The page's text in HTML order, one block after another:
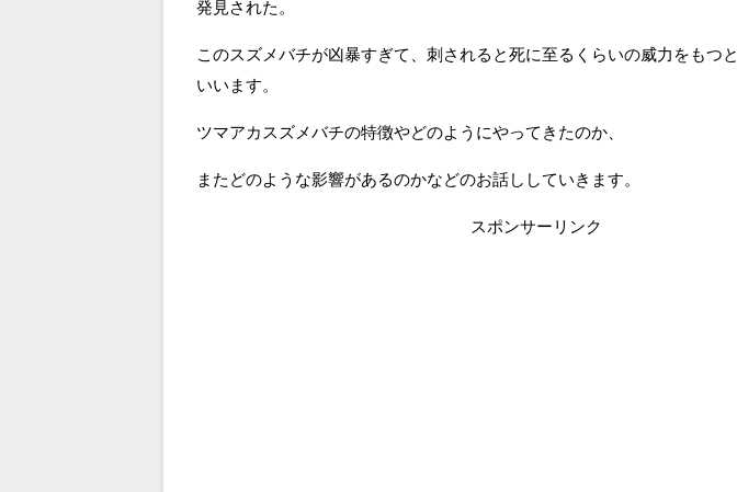
発見された。
このスズメバチが凶暴すぎて、刺されると死に至るくらいの威力をもつと
いいます。
ツマアカスズメバチの特徴やどのようにやってきたのか、
またどのような影響があるのかなどのお話ししていきます。
スポンサーリンク